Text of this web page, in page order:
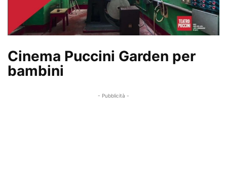
Cinema Puccini Garden per
bambini
- Pubblicità -